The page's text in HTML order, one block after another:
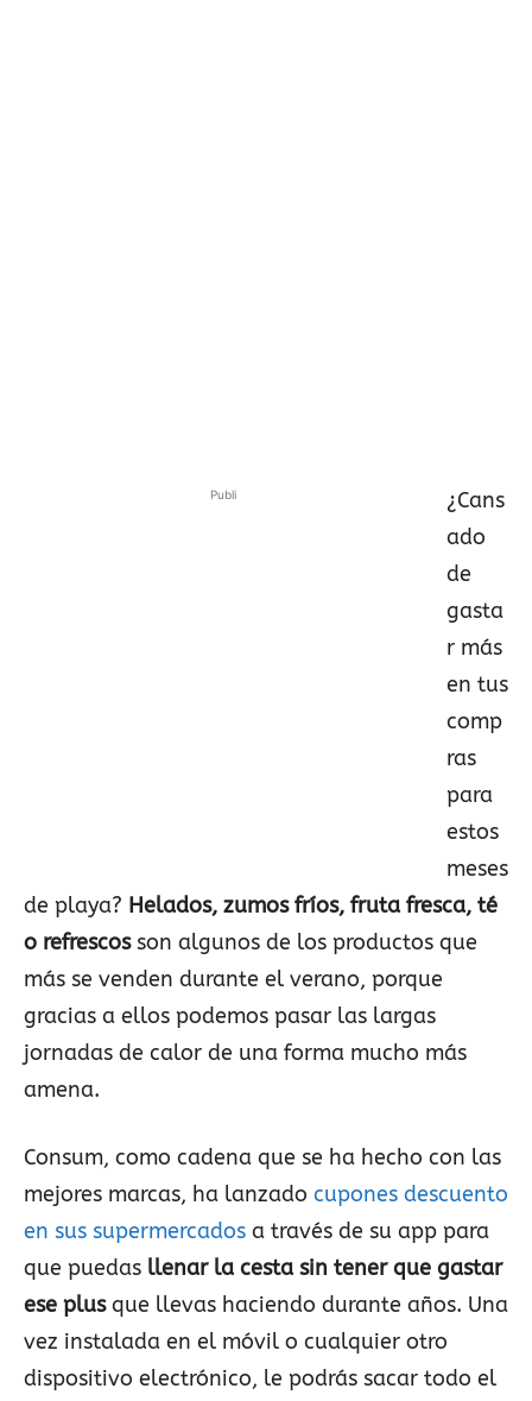
Publi
¿Cans
ado
de
gasta
r más
en tus
comp
ras
para
estos
meses
de playa? Helados, zumos fríos, fruta fresca, té
o refrescosson algunos de los productos que
más se venden durante el verano, porque
gracias a ellos podemos pasar las largas
jornadas de calor de una forma mucho más
amena.
Consum, como cadena que se ha hecho con las
mejores marcas, ha lanzado cupones descuento
en sus supermercados a través de su app para
que puedas llenar la cesta sin tener que gastar
ese plusque llevas haciendo durante años. Una
vez instalada en el móvil o cualquier otro
dispositivo electrónico, le podrás sacar todo el